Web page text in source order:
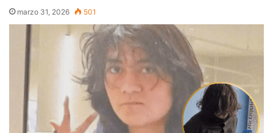
marzo 31, 2026 501